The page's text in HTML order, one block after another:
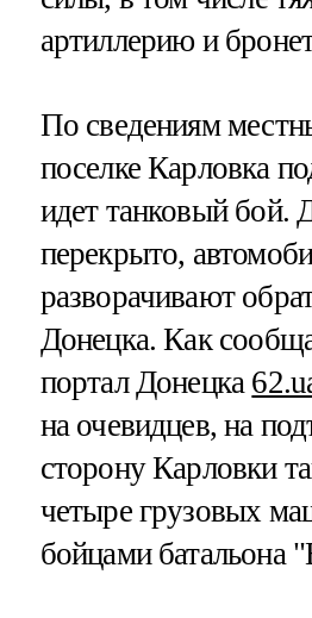
артиллерию и
По сведениям
поселке Карловка
идет танковый бой.
перекрыто,
разворачивают
Донецка. Как
портал Донецка
на очевидцев, на
сторону Карловки
четыре грузовых
бойцами батальона